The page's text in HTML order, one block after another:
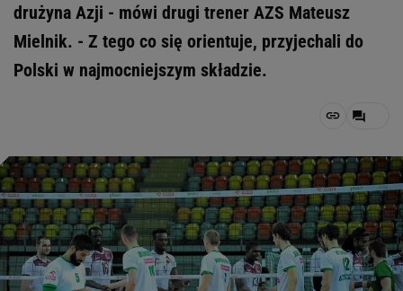
drużyna Azji - mówi drugi trener AZS Mateusz
Mielnik. - Z tego co się orientuje, przyjechali do
Polski w najmocniejszym składzie.